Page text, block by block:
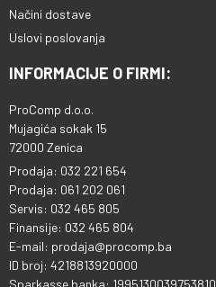
Načini dostave
Uslovi poslovanja
INFORMACIJE O FIRMI:
ProComp d.o.o.
Mujagića sokak 15
72000 Zenica
Prodaja: 032 221 654
Prodaja: 061 202 061
Servis: 032 465 805
Finansije: 032 465 804
E-mail: prodaja@procomp.ba
ID broj: 4218813920000